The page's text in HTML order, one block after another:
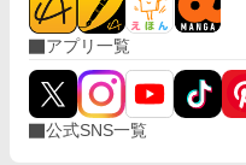
アプリ一覧
公式SNS一覧